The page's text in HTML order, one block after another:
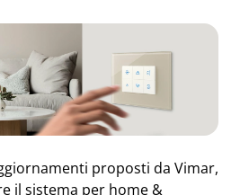
proposti da Vimar,
il sistema per home &